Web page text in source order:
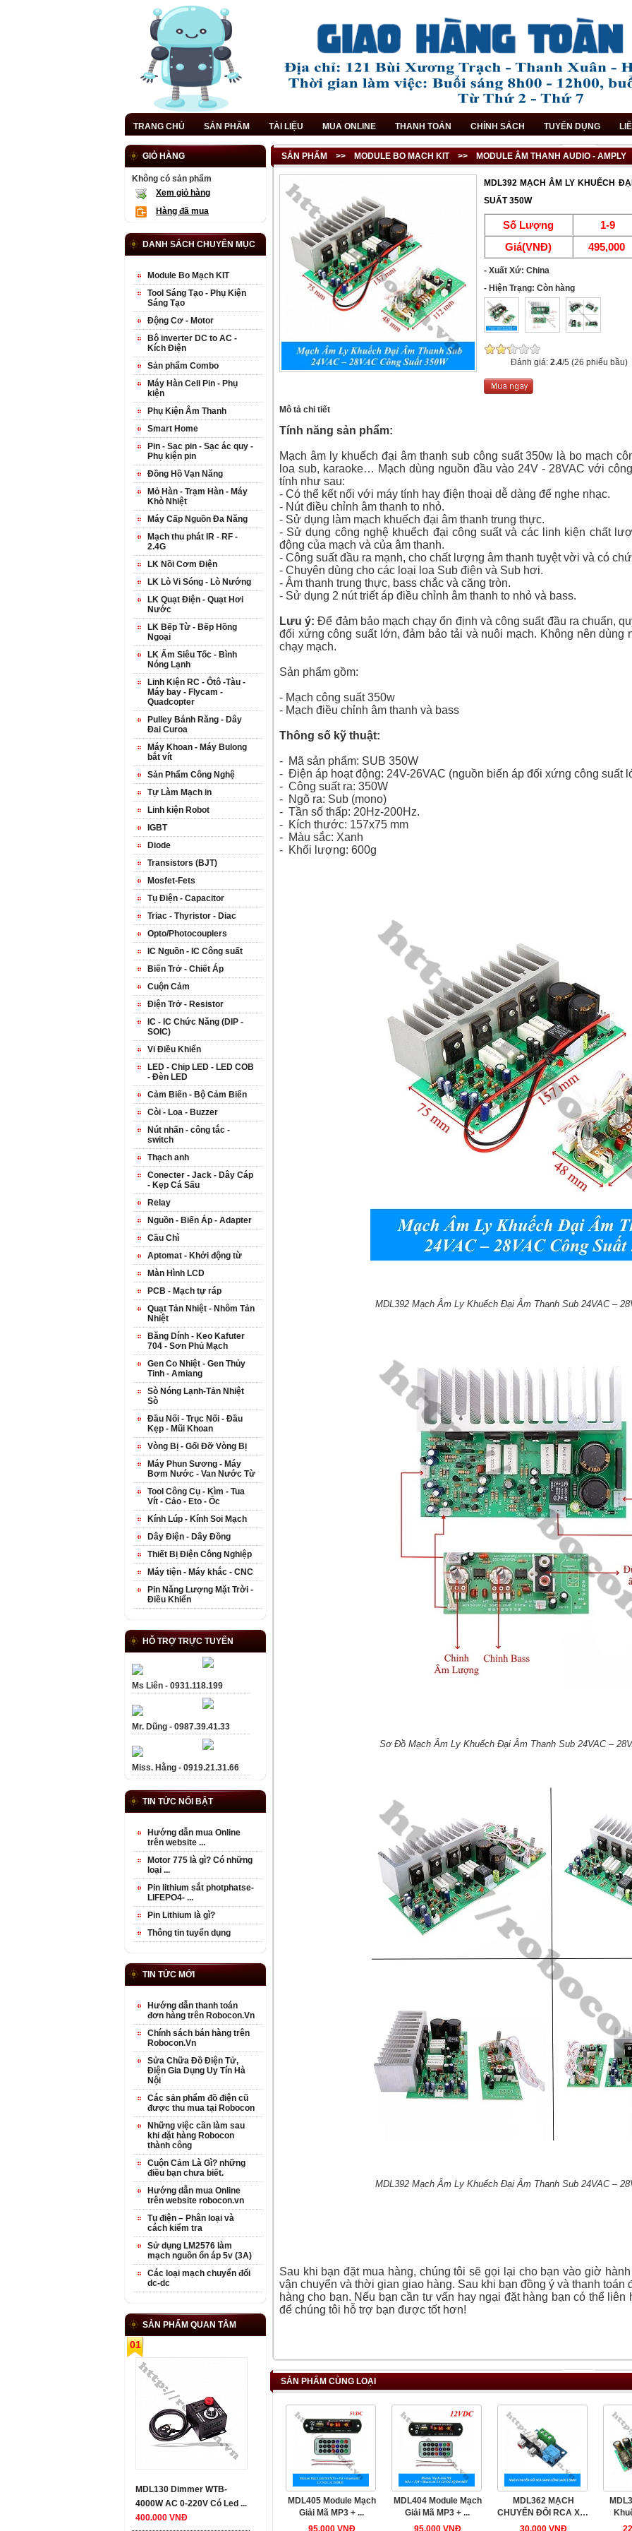
TRANG CHỦ SẢN PHẨM TÀI LIỆU MUA ONLINE THANH TOÁN CHÍNH SÁCH TUYỂN DỤNG
SẢN PHẨM >> MODULE BO MẠCH KIT>> MODULE ÂM THANH AUDIO - AMPLY
MDL392 MẠCH ÂM LY KHUẾCH
SUẤT 350W
Số Lượng 1-9
Giá(VNĐ)
495,000
- Xuất Xứ: China
- Hiện Trạng: Còn hàng
Đánh giá: 2.4/5 (26 phiếu bầu)
Mô tả chi tiết
Tính năng sản phẩm:
Mạch âm ly khuếch đại âm thanh sub công suất 350w là bo mạch
loa sub, karaoke… Mạch dùng nguồn đầu vào 24V - 28VAC với
tính như sau:
- Có thể kết nối với máy tính hay điện thoại dễ dàng để nghe nhạc.
- Nút điều chỉnh âm thanh to nhỏ.
- Sử dụng làm mạch khuếch đại âm thanh trung thực.
- Sử dụng công nghệ khuếch đại công suất và các linh kiện chất
động của mạch và của âm thanh.
- Công suất đầu ra mạnh, cho chất lượng âm thanh tuyệt vời và có
- Chuyên dùng cho các loại loa Sub điện và Sub hơi.
- Âm thanh trung thực, bass chắc và căng tròn.
- Sử dụng 2 nút triết áp điều chỉnh âm thanh to nhỏ và bass.
Lưu ý: Để đảm bảo mạch chạy ổn định và công suất đầu ra chuẩn,
đối xứng công suất lớn, đảm bảo tải và nuôi mạch. Không nên dùng
chạy mạch.
Sản phẩm gồm:
- Mạch công suất 350w
- Mạch điều chỉnh âm thanh và bass
Thông số kỹ thuật:
- Mã sản phẩm: SUB 350W
- Điện áp hoạt động: 24V-26VAC (nguồn biến áp đối xứng công suất
- Công suất ra: 350W
- Ngõ ra: Sub (mono)
- Tần số thấp: 20Hz-200Hz.
- Kích thước: 157x75 mm
- Màu sắc: Xanh
- Khối lượng: 600g
MDL392 Mạch Âm Ly Khuếch Đại Âm Thanh Sub 24VAC –
Sơ Đồ Mạch Âm Ly Khuếch Đại Âm Thanh Sub 24VAC –
MDL392 Mạch Âm Ly Khuếch Đại Âm Thanh Sub 24VAC –
Sau khi bạn đặt mua hàng, chúng tôi sẽ gọi lại cho bạn vào giờ
vận chuyển và thời gian giao hàng. Sau khi bạn đồng ý và thanh toán
hàng cho bạn. Nếu bạn cần tư vấn hay ngại đặt hàng bạn có thể
để chúng tôi hỗ trợ bạn được tốt hơn!
SẢN PHẨM CÙNG LOẠI
MDL405 Module Mạch
Giải Mã MP3 + ...
95.000 VNĐ
MDL404 Module Mạch
Giải Mã MP3 + ...
95.000 VNĐ
MDL362 MẠCH
CHUYỂN ĐỔI RCA XH-
M152 SANG ...
30.000 VNĐ
GIỎ HÀNG
Không có sản phẩm
Xem giỏ hàng
Hàng đã mua
DANH SÁCH CHUYÊN MỤC
Module Bo Mạch KIT
Tool Sáng Tạo - Phụ Kiện
Sáng Tạo
Động Cơ - Motor
Bộ inverter DC to AC -
Kích Điện
Sản phẩm Combo
Máy Hàn Cell Pin - Phụ
kiện
Phụ Kiện Âm Thanh
Smart Home
Pin - Sạc pin - Sạc ác quy -
Phụ kiện pin
Đồng Hồ Vạn Năng
Mỏ Hàn - Trạm Hàn - Máy
Khò Nhiệt
Máy Cấp Nguồn Đa Năng
Mạch thu phát IR - RF -
2.4G
LK Nồi Cơm Điện
LK Lò Vi Sóng - Lò Nướng
LK Quạt Điện - Quạt Hơi
Nước
LK Bếp Từ - Bếp Hồng
Ngoại
LK Ấm Siêu Tốc - Bình
Nóng Lạnh
Linh Kiện RC - Ôtô -Tàu -
Máy bay - Flycam -
Quadcopter
Pulley Bánh Răng - Dây
Đai Curoa
Máy Khoan - Máy Bulong
bắt vít
Sản Phẩm Công Nghệ
Tự Làm Mạch in
Linh kiện Robot
IGBT
Diode
Transistors (BJT)
Mosfet-Fets
Tụ Điện - Capacitor
Triac - Thyristor - Diac
Opto/Photocouplers
IC Nguồn - IC Công suất
Biến Trở - Chiết Áp
Cuộn Cảm
Điện Trở - Resistor
IC - IC Chức Năng (DIP -
SOIC)
Vi Điều Khiển
LED - Chip LED - LED COB
- Đèn LED
Cảm Biến - Bộ Cảm Biến
Còi - Loa - Buzzer
Nút nhấn - công tắc -
switch
Thạch anh
Conecter - Jack - Dây Cáp
- Kẹp Cá Sấu
Relay
Nguồn - Biến Áp - Adapter
Cầu Chì
Aptomat - Khởi động từ
Màn Hình LCD
PCB - Mạch tự ráp
Quạt Tản Nhiệt - Nhôm Tản
Nhiệt
Băng Dính - Keo Kafuter
704 - Sơn Phủ Mạch
Gen Co Nhiệt - Gen Thủy
Tinh - Amiang
Sò Nóng Lạnh-Tản Nhiệt
Sò
Đầu Nối - Trục Nối - Đầu
Kẹp - Mũi Khoan
Vòng Bị - Gối Đỡ Vòng Bị
Máy Phun Sương - Máy
Bơm Nước - Van Nước Từ
Tool Công Cụ - Kìm - Tua
Vít - Cảo - Eto - Ốc
Kính Lúp - Kính Soi Mạch
Dây Điện - Dây Đồng
Thiết Bị Điện Công Nghiệp
Máy tiện - Máy khắc - CNC
Pin Năng Lượng Mặt Trời -
Điều Khiển
HỖ TRỢ TRỰC TUYẾN
Ms Liên - 0931.118.199
Mr. Dũng - 0987.39.41.33
Miss. Hằng - 0919.21.31.66
TIN TỨC NỔI BẬT
Hướng dẫn mua Online
trên website ...
Motor 775 là gì? Có những
loại ...
Pin lithium sắt photphatse-
LIFEPO4- ...
Pin Lithium là gì?
Thông tin tuyển dụng
TIN TỨC MỚI
Hướng dẫn thanh toán
đơn hàng trên Robocon.Vn
Chính sách bán hàng trên
Robocon.Vn
Sửa Chữa Đồ Điện Tử,
Điện Gia Dụng Uy Tín Hà
Nội
Các sản phẩm đồ điện cũ
được thu mua tại Robocon
Những việc cần làm sau
khi đặt hàng Robocon
thành công
Cuộn Cảm Là Gì? những
điều bạn chưa biết.
Hướng dẫn mua Online
trên website robocon.vn
Tụ điện – Phân loại và
cách kiểm tra
Sử dụng LM2576 làm
mạch nguồn ổn áp 5v (3A)
Các loại mạch chuyển đổi
dc-dc
SẢN PHẨM QUAN TÂM
01
MDL130 Dimmer WTB-
4000W AC 0-220V Có Led ...
400.000 VNĐ